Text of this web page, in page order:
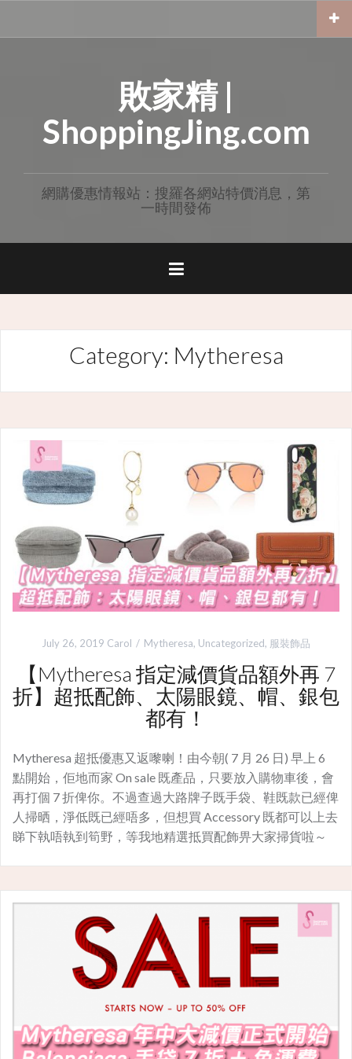
敗家精 |
ShoppingJing.com
網購優惠情報站：搜羅各網站特價消息，第
一時間發佈
Category: Mytheresa
July 26, 2019 Carol Mytheresa, Uncategorized, 服裝飾品
【Mytheresa 指定減價貨品額外再 7
折】超抵配飾、太陽眼鏡、帽、銀包
都有！
Mytheresa 超抵優惠又返嚟喇！由今朝( 7 月 26 日) 早上 6
點開始，佢地而家 On sale 既產品，只要放入購物車後，會
再打個 7 折俾你。不過查過大路牌子既手袋、鞋既款已經俾
人掃晒，淨低既已經唔多，但想買 Accessory 既都可以上去
睇下執唔執到筍野，等我地精選抵買配飾畀大家掃貨啦～